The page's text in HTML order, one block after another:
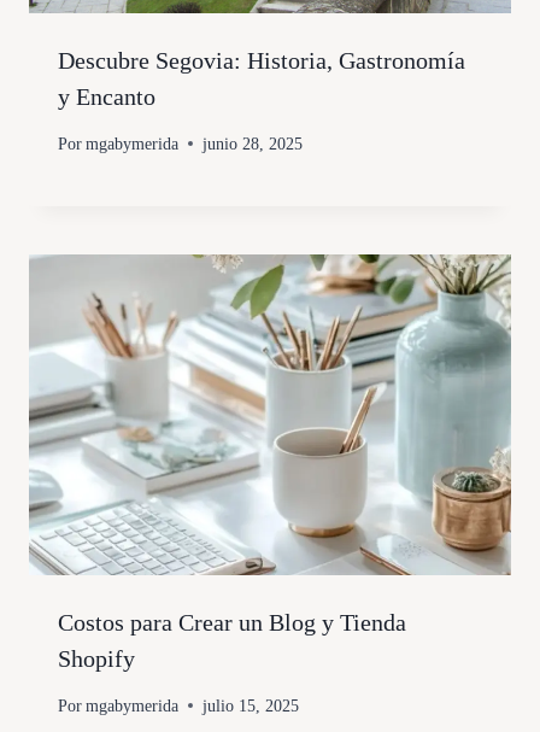
Descubre Segovia: Historia, Gastronomía
y Encanto
Por mgabymerida junio 28, 2025
Costos para Crear un Blog y Tienda
Shopify
Por mgabymerida julio 15, 2025